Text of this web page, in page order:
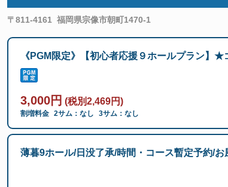
〒811-4161 福岡県宗像市朝町1470-1
《PGM限定》【初心者応援９ホールプラン
3,000円 (税別2,469円)
割増料金 2サム：なし 3サム：なし
薄暮9ホール/日没了承/時間・コース暫定予約/